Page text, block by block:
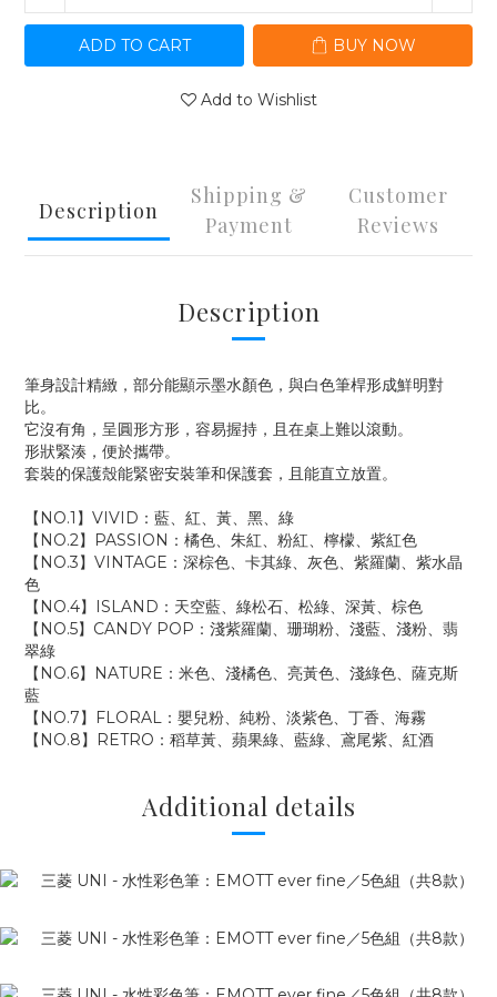
ADD TO CART BUY NOW
Add to Wishlist
Description
Shipping &
Payment
Customer
Reviews
Description
筆身設計精緻，部分能顯示墨水顏色，與白色筆桿形成鮮明對
比。
它沒有角，呈圓形方形，容易握持，且在桌上難以滾動。
形狀緊湊，便於攜帶。
套裝的保護殼能緊密安裝筆和保護套，且能直立放置。
【NO.1】VIVID：藍、紅、黃、黑、綠
【NO.2】PASSION：橘色、朱紅、粉紅、檸檬、紫紅色
【NO.3】VINTAGE：深棕色、卡其綠、灰色、紫羅蘭、紫水晶
色
【NO.4】ISLAND：天空藍、綠松石、松綠、深黃、棕色
【NO.5】CANDY POP：淺紫羅蘭、珊瑚粉、淺藍、淺粉、翡
翠綠
【NO.6】NATURE：米色、淺橘色、亮黃色、淺綠色、薩克斯
藍
【NO.7】FLORAL：嬰兒粉、純粉、淡紫色、丁香、海霧
【NO.8】RETRO：稻草黃、蘋果綠、藍綠、鳶尾紫、紅酒
Additional details